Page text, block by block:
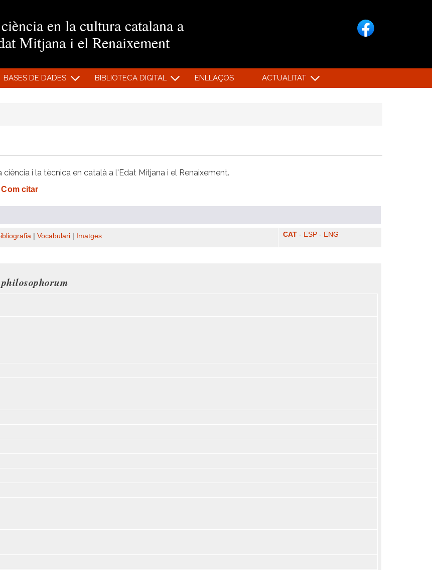
en la cultura catalana a
Mitjana i el Renaixement
BASES DE DADES BIBLIOTECA DIGITAL ENLLAÇOS ACTUALITAT
i la tècnica en català a l'Edat Mitjana i el Renaixement.
Com citar
Vocabulari Imatges CAT - ESP - ENG